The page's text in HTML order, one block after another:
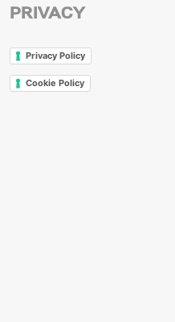
PRIVACY
Privacy Policy
Cookie Policy